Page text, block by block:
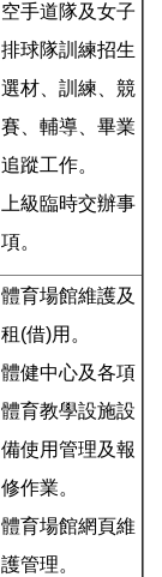
空手道隊及女子
排球隊訓練招生
選材、訓練、競
賽、輔導、畢業
追蹤工作。
上級臨時交辦事
項。
體育場館維護及
租(借)用。
體健中心及各項
體育教學設施設
備使用管理及報
修作業。
體育場館網頁維
護管理。